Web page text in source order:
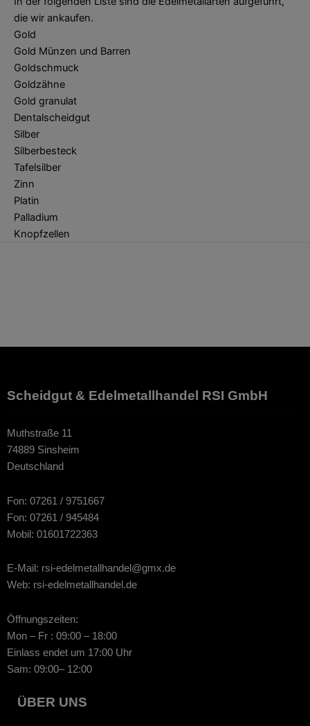
die wir ankaufen.
Gold
Gold Münzen und Barren
Goldschmuck
Goldzähne
Gold granulat
Dentalscheidgut
Silber
Silberbesteck
Tafelsilber
Zinn
Platin
Palladium
Knopfzellen
Scheidgut & Edelmetallhandel RSI GmbH
Muthstraße 11
74889 Sinsheim
Deutschland
Fon: 07261 / 9751667
Fon: 07261 / 945484
Mobil: 01601722363
E-Mail: rsi-edelmetallhandel@gmx.de
Web: rsi-edelmetallhandel.de
Öffnungszeiten:
Mon – Fr : 09:00 – 18:00
Einlass endet um 17:00 Uhr
Sam: 09:00– 12:00
ÜBER UNS